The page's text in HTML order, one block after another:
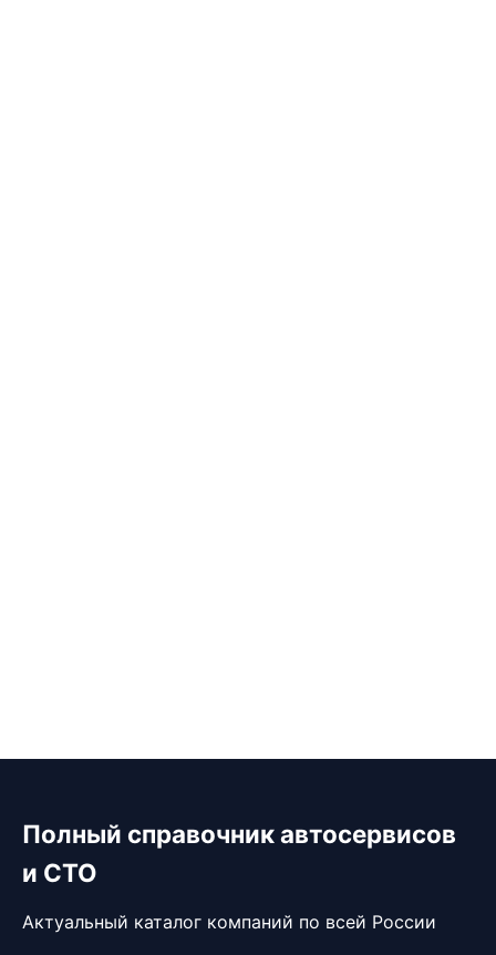
Полный справочник автосервисов
и СТО
Актуальный каталог компаний по всей России